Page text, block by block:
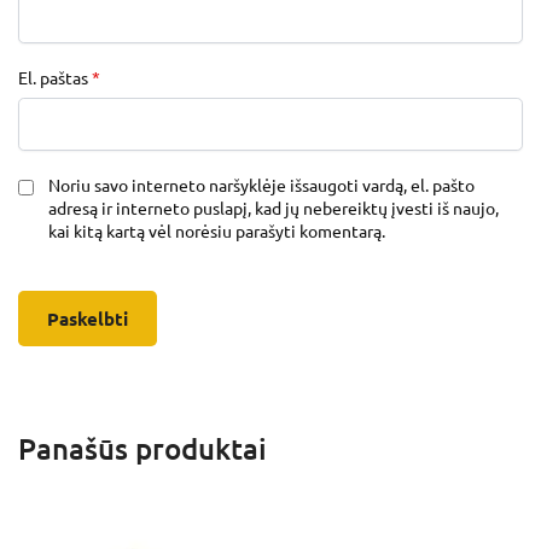
El. paštas*
Noriu savo interneto naršyklėje išsaugoti vardą, el. pašto
adresą ir interneto puslapį, kad jų nebereiktų įvesti iš naujo,
kai kitą kartą vėl norėsiu parašyti komentarą.
Panašūs produktai